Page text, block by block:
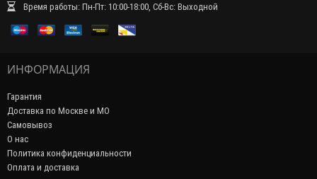
Время работы: Пн-Пт: 10:00-18:00, Сб-Вс: Выходной
ИНФОРМАЦИЯ
Гарантия
Доставка по Москве и МО
Самовывоз
О нас
Политика конфиденциальности
Оплата и доставка